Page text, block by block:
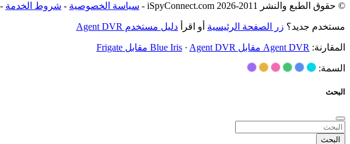
© حقوق الطبع والنشر 2011-2026 iSpyConnect.com - سياسة الخصوصية - شروط الخدمة -
مستخدم جديد؟ زر الصفحة الرئيسية أو اقرأ دليل مستخدم Agent DVR
المقارنة: Agent DVR مقابل Blue Iris · Agent DVR مقابل Frigate
السمة:
البحث
البحث